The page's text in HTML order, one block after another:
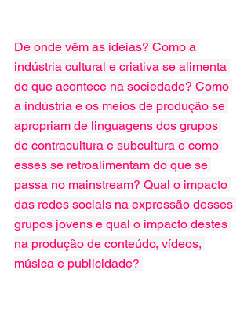
De onde vêm as ideias? Como a
indústria cultural e criativa se alimenta
do que acontece na sociedade? Como
a indústria e os meios de produção se
apropriam de linguagens dos grupos
de contracultura e subcultura e como
esses se retroalimentam do que se
passa no mainstream? Qual o impacto
das redes sociais na expressão desses
grupos jovens e qual o impacto destes
na produção de conteúdo, vídeos,
música e publicidade?